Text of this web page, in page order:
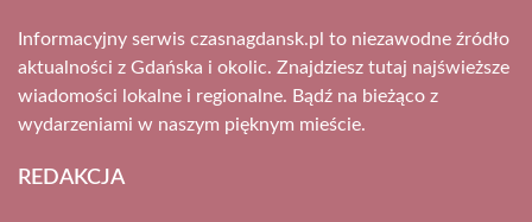
Informacyjny serwis czasnagdansk.pl to niezawodne źródło
aktualności z Gdańska i okolic. Znajdziesz tutaj najświeższe
wiadomości lokalne i regionalne. Bądź na bieżąco z
wydarzeniami w naszym pięknym mieście.
REDAKCJA